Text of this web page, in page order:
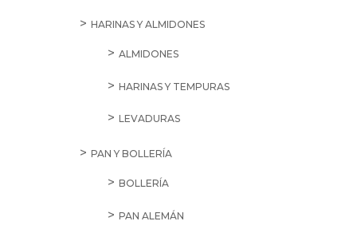
HARINAS Y ALMIDONES
ALMIDONES
HARINAS Y TEMPURAS
LEVADURAS
PAN Y BOLLERÍA
BOLLERÍA
PAN ALEMÁN